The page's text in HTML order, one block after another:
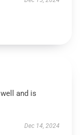
and is
Dec 14, 2024